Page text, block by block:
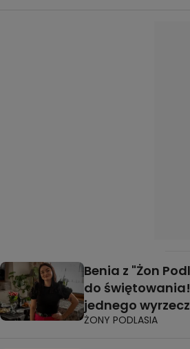
Benia z "Żon
do świętowania!
jednego
ŻONY PODLASIA